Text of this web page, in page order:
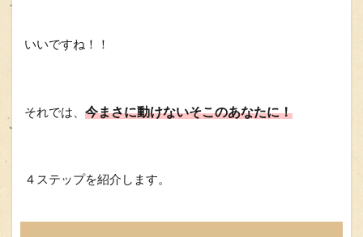
いいですね！！
それでは、 今まさに動けないそこのあなたに！
４ステップを紹介します。